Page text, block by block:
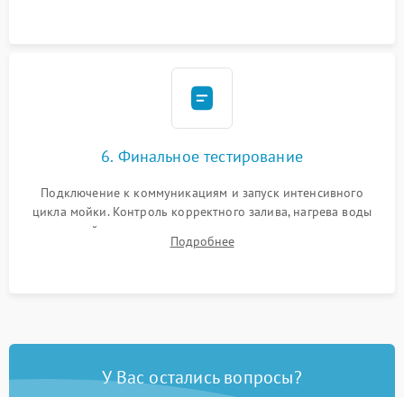
6. Финальное тестирование
Подключение к коммуникациям и запуск интенсивного
цикла мойки. Контроль корректного залива, нагрева воды
до нужной температуры, отсутствия посторонних шумов,
штатного слива и абсолютной сухости в поддоне.
Подробнее
У Вас остались вопросы?